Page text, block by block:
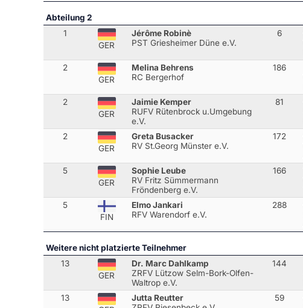
Abteilung 2
1
GER
Jérôme Robinè
PST Griesheimer Düne e.V.
6
2
GER
Melina Behrens
RC Bergerhof
186
2
GER
Jaimie Kemper
RUFV Rütenbrock u.Umgebung
e.V.
81
2
GER
Greta Busacker
RV St.Georg Münster e.V.
172
5
GER
Sophie Leube
RV Fritz Sümmermann
Fröndenberg e.V.
166
5
FIN
Elmo Jankari
RFV Warendorf e.V.
288
Weitere nicht platzierte Teilnehmer
13
GER
Dr. Marc Dahlkamp
ZRFV Lützow Selm-Bork-Olfen-
Waltrop e.V.
144
13
Jutta Reutter
59